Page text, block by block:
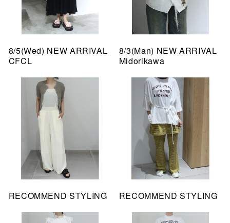
8/5(Wed) NEW ARRIVAL
CFCL
8/3(Man) NEW ARRIVAL
Midorikawa
RECOMMEND STYLING RECOMMEND STYLING